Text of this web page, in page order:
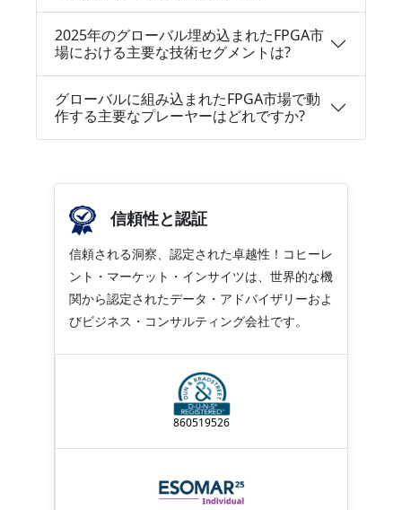
2025年のグローバル埋め込まれたFPGA市
場における主要な技術セグメントは?
グローバルに組み込まれたFPGA市場で動
作する主要なプレーヤーはどれですか?
信頼性と認証
信頼される洞察、認定された卓越性！コヒーレ
ント・マーケット・インサイツは、世界的な機
関から認定されたデータ・アドバイザリーおよ
びビジネス・コンサルティング会社です。
860519526